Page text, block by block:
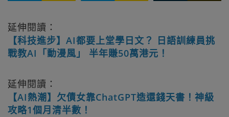
延伸閱讀：
【科技進步】AI都要上堂學日文？ 日語訓練員挑
戰教AI「動漫風」 半年賺50萬港元！
延伸閱讀：
【AI熱潮】欠債女靠ChatGPT造還錢天書！神級
攻略1個月清半數！